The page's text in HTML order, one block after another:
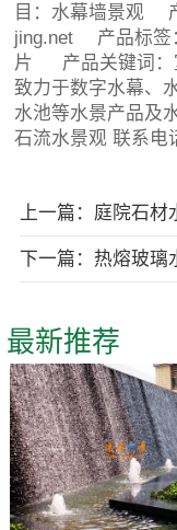
目： 水幕墙景观
jing.net 产品标
片 产品关键词：
致力于数字水幕、
水池等水景产品及
石流水景观 联系电
上一篇：庭院石材
下一篇：热熔玻
最新推荐